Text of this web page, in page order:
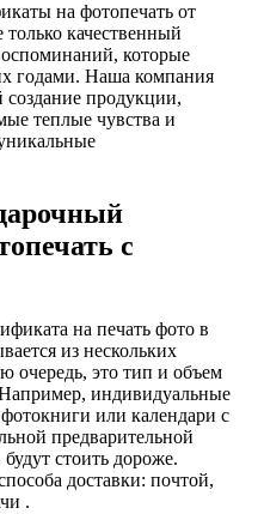
на фотопечать от
качественный
которые
годами. Наша компания
создание продукции,
теплые чувства и
с
на печать фото в
из нескольких
очередь, это тип и объем
индивидуальные
или календари с
предварительной
стоить дороже.
доставки: почтой,
.